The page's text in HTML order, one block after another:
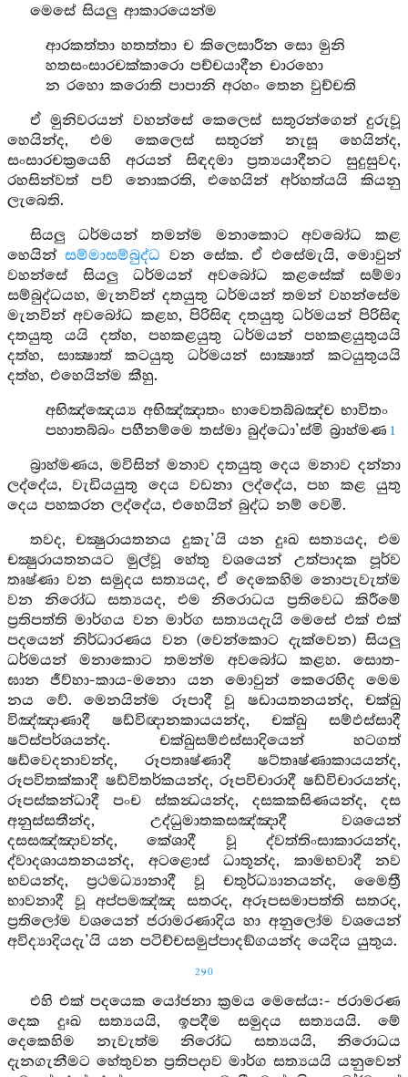
මෙසේ සියලු ආකාරයෙන්ම
ආරකත්තා හතත්තා ච කිලෙසාරීන සො මුනි
හතසංසාරචක්කාරො පච්චයාදීන චාරහො
න රහො කරොති පාපානි අරහං තෙන වුච්චති
ඒ මුනිවරයන් වහන්සේ කෙලෙස් සතුරන්ගෙන් දුරුවූ
හෙයින්ද, එම කෙලෙස් සතුරන් නැසූ හෙයින්ද,
සංසාරචක්‍රයෙහි අරයන් සිඳදමා ප්‍රත්‍යයාදීනට සුදුසුවද,
රහසින්වත් පව් නොකරති, එහෙයින් අර්හත්යයි කියනු
ලැබෙති.
සියලු ධර්මයන් තමන්ම මනාකොට අවබෝධ කළ
හෙයින්සම්මාසම්බුද්ධ වන සේක. ඒ එසේමැයි, මොවුන්
වහන්සේ සියලු ධර්මයන් අවබෝධ කළසේක් සම්මා
සම්බුද්ධයහ, මැනවින් දතයුතු ධර්මයන් තමන් වහන්සේම
මැනවින් අවබෝධ කළහ, පිරිසිඳ දතයුතු ධර්මයන් පිරිසිඳ
දතයුතු යයි දත්හ, පහකළයුතු ධර්මයන් පහකළයුතුයයි
දත්හ, සාක්‍ෂාත් කටයුතු ධර්මයන් සාක්‍ෂාත් කටයුතුයයි
දත්හ, එහෙයින්ම කීහු.
අභිඤ්ඤෙය්‍ය අභිඤ්ඤාතං භාවෙතබ්බඤ්ච භාවිතං
පහාතබ්බං පහීනම්මෙ තස්මා බුද්ධො’ස්මි බ්‍රාහ්මණ 1
බ්‍රාහ්මණය, මවිසින් මනාව දතයුතු දෙය මනාව දන්නා
ලද්දේය, වැඩියයුතු දෙය වඩනා ලද්දේය, පහ කළ යුතු
දෙය පහකරන ලද්දේය, එහෙයින් බුද්ධ නම් වෙමි.
තවද, චක්‍ෂුරායතනය දුකැ’යි යන දුඃඛ සත්‍යයද, එම
චක්‍ෂුරායතනයට මුල්වූ හේතු වශයෙන් උත්පාදක පූර්ව
තෘෂ්ණා වන සමුදය සත්‍යයද, ඒ දෙකෙහිම නොපැවැත්ම
වන නිරෝධ සත්‍යයද, එම නිරොධය ප්‍රතිවෙධ කිරීමේ
ප්‍රතිපත්ති මාර්ගය වන මාර්ග සත්‍යයදැයි මෙසේ එක් එක්
පදයෙන් නිර්ධාරණය වන (වෙන්කොට දැක්වෙන) සියලු
ධර්මයන් මනාකොට තමන්ම අවබෝධ කළහ. සොත-
ඝාන ජීව්හා-කාය-මනො යන මොවුන් කෙරෙහිද මෙම
නය වේ. මෙනයින්ම රූපාදී වූ ෂඩායතනයන්ද, චක්ඛු
විඤ්ඤාණාදී ෂඩ්විඥානකායයන්ද, චක්ඛු සම්ඵස්සාදී
ෂට්ස්පර්ශයන්ද. චක්ඛුසම්ඵස්සාදියෙන් හටගත්
ෂඩ්වෙදනාවන්ද, රූපතෘෂ්ණාදී ෂට්තෘෂ්ණාකායයන්ද,
රූපවිතක්කාදී ෂඩ්විතර්කයන්ද, රූපවිචාරාදී ෂඩ්විචාරයන්ද,
රූපස්කන්ධාදී පංච ස්කන්‍ධයන්ද, දසකකසිණයන්ද, දස
අනුස්සතීන්ද, උද්ධුමාතකසඤ්ඤාදී වශයෙන්
දසසඤ්ඤාවන්ද, කේශාදී වූ ද්වත්තිංසාකාරයන්ද,
ද්වාදශායතනයන්ද, අටළොස් ධාතූන්ද, කාමභවාදී නව
භවයන්ද, ප්‍රථමධ්‍යානාදී වූ චතුර්ධ්‍යානයන්ද, මෛත්‍රී
භාවනාදී වූ අප්පමඤ්ඤ සතරද, අරූපසමාපත්ති සතරද,
ප්‍රතිලෝම වශයෙන් ජරාමරණාදිය හා අනුලෝම වශයෙන්
අවිද්‍යාදියදැ’යි යන පටිච්චසමුප්පාදඞ්ගයන්ද යෙදිය යුතුය.
290
එහි එක් පදයෙක යෝජනා ක්‍රමය මෙසේය:- ජරාමරණ
දෙක දුඃඛ සත්‍යයයි, ඉපදීම සමුදය සත්‍යයයි. මේ
දෙකෙහිම නැවැත්ම නිරෝධ සත්‍යයයි, නිරොධය
දැනගැනීමට හේතුවන ප්‍රතිපදාව මාර්ග සත්‍යයයි යනුවෙන්